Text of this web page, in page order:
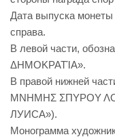
Дата выпуска монеты
справа.
В левой части,
ΔΗΜΟΚΡΑΤΊΑ».
В правой нижней
ΜΝΗΜΗΣ ΣΠΥΡΟΥ
ЛУИСА»).
Монограмма